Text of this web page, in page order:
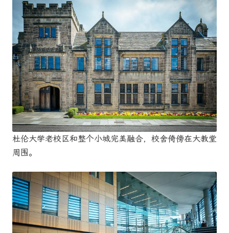
杜伦大学老校区和整个小城完美融合，校舍倚傍在大教堂
周围。